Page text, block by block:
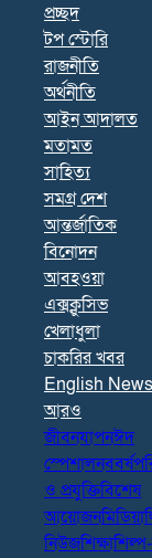
প্রচ্ছদ
টপ স্টোরি
রাজনীতি
অর্থনীতি
আইন আদালত
মতামত
সাহিত্য
সমগ্র দেশ
আন্তর্জাতিক
বিনোদন
আবহওয়া
এক্সক্লুসিভ
খেলাধুলা
চাকরির খবর
English News
আরও
জীবনযাপনঈদ
স্পেশালনববর্ষ
ও প্রযুক্তিবিশেষ
আয়োজনমিডিয়া
নিউজশিক্ষা